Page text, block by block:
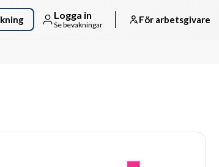
Logga in
Se bevakningar För arbetsgivare